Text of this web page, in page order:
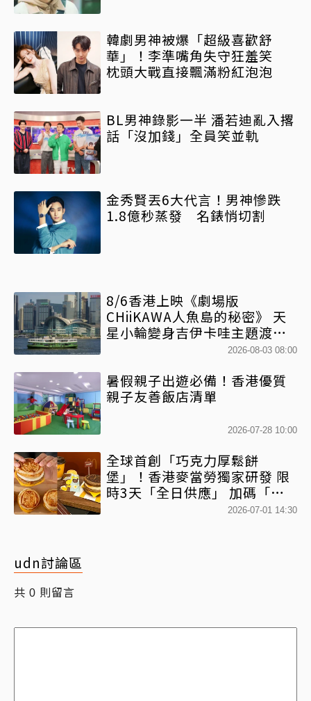
韓劇男神被爆「超級喜歡舒
華」！李準嘴角失守狂羞笑
枕頭大戰直接飄滿粉紅泡泡
BL男神錄影一半 潘若迪亂入撂
話「沒加錢」全員笑並軌
金秀賢丟6大代言！男神慘跌
1.8億秒蒸發 名錶悄切割
8/6香港上映《劇場版
CHiiKAWA人魚島的秘密》 天
星小輪變身吉伊卡哇主題渡輪
2026-08-03 08:00
暑假親子出遊必備！香港優質
親子友善飯店清單
2026-07-28 10:00
全球首創「巧克力厚鬆餅
堡」！香港麥當勞獨家研發 限
時3天「全日供應」 加碼「鴛
鴦厚鬆餅套餐」混搭港風2026-07-01 14:30
udn討論區
共 0 則留言